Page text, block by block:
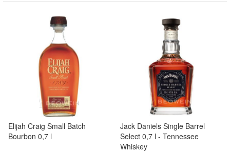
Elijah Craig Small Batch
Bourbon 0,7 l
Jack Daniels Single Barrel
Select 0,7 l - Tennessee
Whiskey